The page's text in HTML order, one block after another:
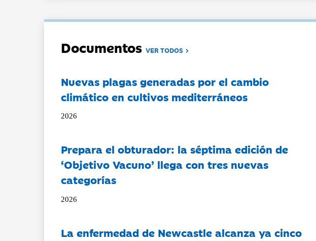
DocumentosVER TODOS
Nuevas plagas generadas por el cambio
climático en cultivos mediterráneos
2026
Prepara el obturador: la séptima edición de
‘Objetivo Vacuno’ llega con tres nuevas
categorías
2026
La enfermedad de Newcastle alcanza ya cinco